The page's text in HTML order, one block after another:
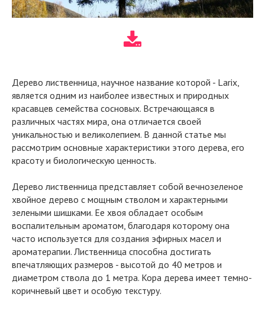
Дерево лиственница, научное название которой - Larix,
является одним из наиболее известных и природных
красавцев семейства сосновых. Встречающаяся в
различных частях мира, она отличается своей
уникальностью и великолепием. В данной статье мы
рассмотрим основные характеристики этого дерева, его
красоту и биологическую ценность.
Дерево лиственница представляет собой вечнозеленое
хвойное дерево с мощным стволом и характерными
зелеными шишками. Ее хвоя обладает особым
воспалительным ароматом, благодаря которому она
часто используется для создания эфирных масел и
ароматерапии. Лиственница способна достигать
впечатляющих размеров - высотой до 40 метров и
диаметром ствола до 1 метра. Кора дерева имеет темно-
коричневый цвет и особую текстуру.